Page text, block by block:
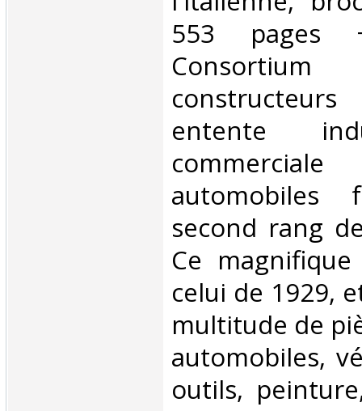
553 pages
entente
automobiles
second rang
Ce
celui de 1929,
multitude de
automobiles,
outils,